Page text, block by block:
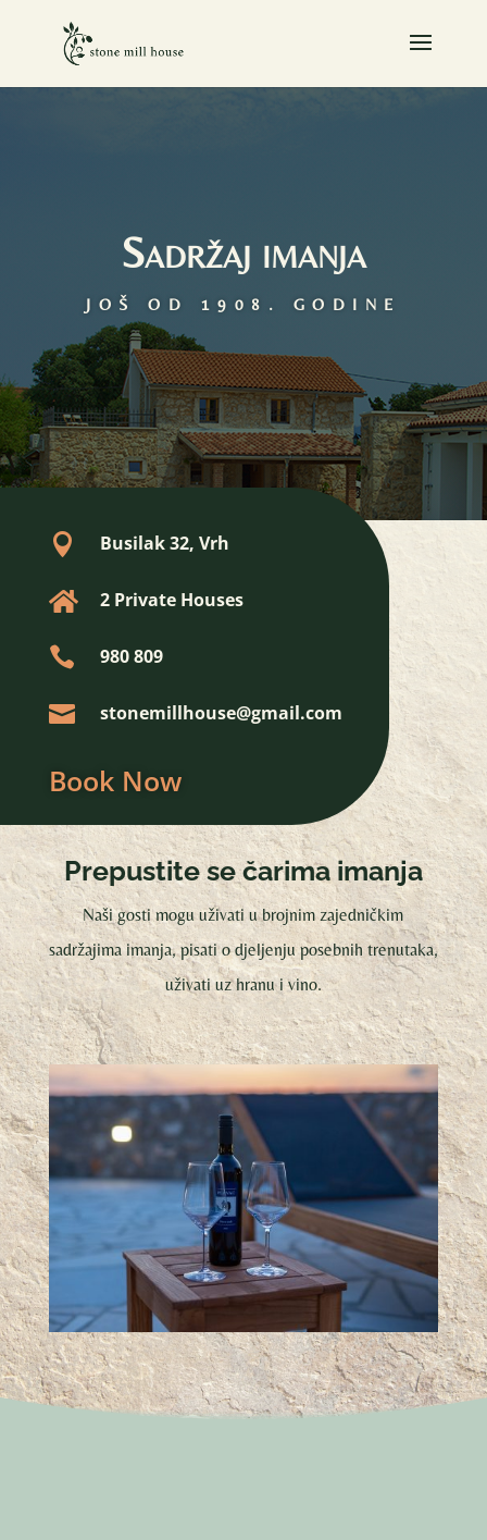
Sadržaj imanja
JOŠ OD 1908. GODINE
 Busilak 32, Vrh
 2 Private Houses
 980 809
 stonemillhouse@gmail.com
Book Now
Prepustite se čarima imanja
Naši gosti mogu uživati u brojnim zajedničkim
sadržajima imanja, pisati o djeljenju posebnih trenutaka,
uživati uz hranu i vino.